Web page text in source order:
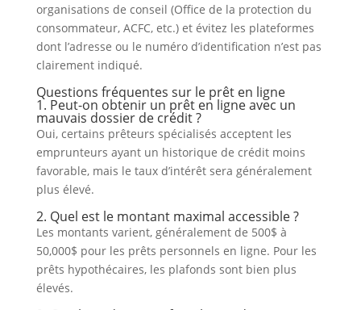
organisations de conseil (Office de la protection du
consommateur, ACFC, etc.) et évitez les plateformes
dont l’adresse ou le numéro d’identification n’est pas
clairement indiqué.
Questions fréquentes sur le prêt en ligne
1. Peut-on obtenir un prêt en ligne avec un
mauvais dossier de crédit ?
Oui, certains prêteurs spécialisés acceptent les
emprunteurs ayant un historique de crédit moins
favorable, mais le taux d’intérêt sera généralement
plus élevé.
2. Quel est le montant maximal accessible ?
Les montants varient, généralement de 500$ à
50,000$ pour les prêts personnels en ligne. Pour les
prêts hypothécaires, les plafonds sont bien plus
élevés.